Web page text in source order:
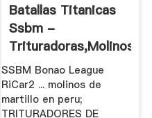
Batallas Titanicas
Ssbm -
Trituradoras,Molinos
.
SSBM Bonao League
RiCar2 ... molinos de
martillo en peru;
TRITURADORES DE